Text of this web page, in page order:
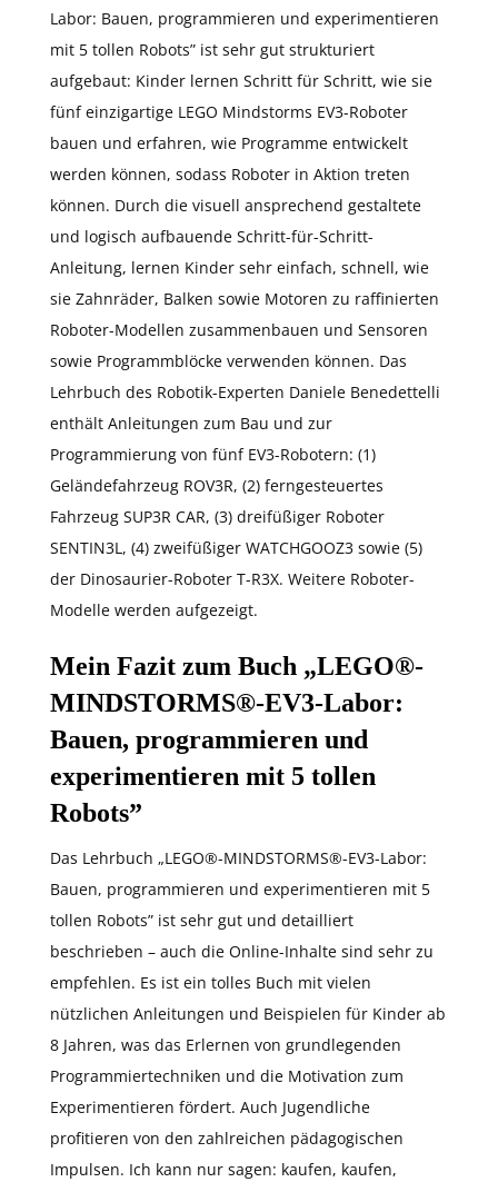
Labor: Bauen, programmieren und experimentieren
mit 5 tollen Robots” ist sehr gut strukturiert
aufgebaut: Kinder lernen Schritt für Schritt, wie sie
fünf einzigartige LEGO Mindstorms EV3-Roboter
bauen und erfahren, wie Programme entwickelt
werden können, sodass Roboter in Aktion treten
können. Durch die visuell ansprechend gestaltete
und logisch aufbauende Schritt-für-Schritt-
Anleitung, lernen Kinder sehr einfach, schnell, wie
sie Zahnräder, Balken sowie Motoren zu raffinierten
Roboter-Modellen zusammenbauen und Sensoren
sowie Programmblöcke verwenden können. Das
Lehrbuch des Robotik-Experten Daniele Benedettelli
enthält Anleitungen zum Bau und zur
Programmierung von fünf EV3-Robotern: (1)
Geländefahrzeug ROV3R, (2) ferngesteuertes
Fahrzeug SUP3R CAR, (3) dreifüßiger Roboter
SENTIN3L, (4) zweifüßiger WATCHGOOZ3 sowie (5)
der Dinosaurier-Roboter T-R3X. Weitere Roboter-
Modelle werden aufgezeigt.
Mein Fazit zum Buch „LEGO®-
MINDSTORMS®-EV3-Labor:
Bauen, programmieren und
experimentieren mit 5 tollen
Robots”
Das Lehrbuch „LEGO®-MINDSTORMS®-EV3-Labor:
Bauen, programmieren und experimentieren mit 5
tollen Robots” ist sehr gut und detailliert
beschrieben – auch die Online-Inhalte sind sehr zu
empfehlen. Es ist ein tolles Buch mit vielen
nützlichen Anleitungen und Beispielen für Kinder ab
8 Jahren, was das Erlernen von grundlegenden
Programmiertechniken und die Motivation zum
Experimentieren fördert. Auch Jugendliche
profitieren von den zahlreichen pädagogischen
Impulsen. Ich kann nur sagen: kaufen, kaufen,